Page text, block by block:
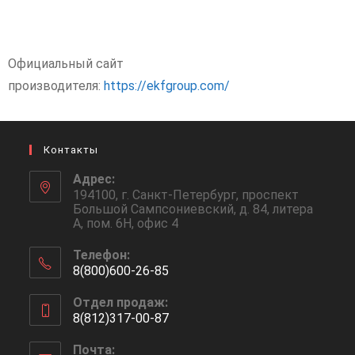
Официальный сайт
производителя: https://ekfgroup.com/
Контакты
Адрес:
194100, г. Санкт-Петербург, проспект
Большой Сампсониевский, д. 84, литера
А, пом. 6Н, офис 4
Телефон:
8(800)600-26-85
Отдел продаж:
8(812)317-00-87
Почта: